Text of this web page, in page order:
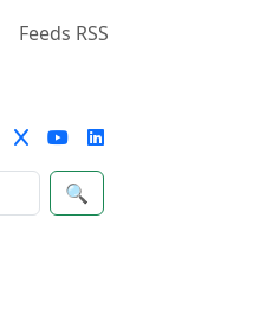
Feeds RSS
🔍